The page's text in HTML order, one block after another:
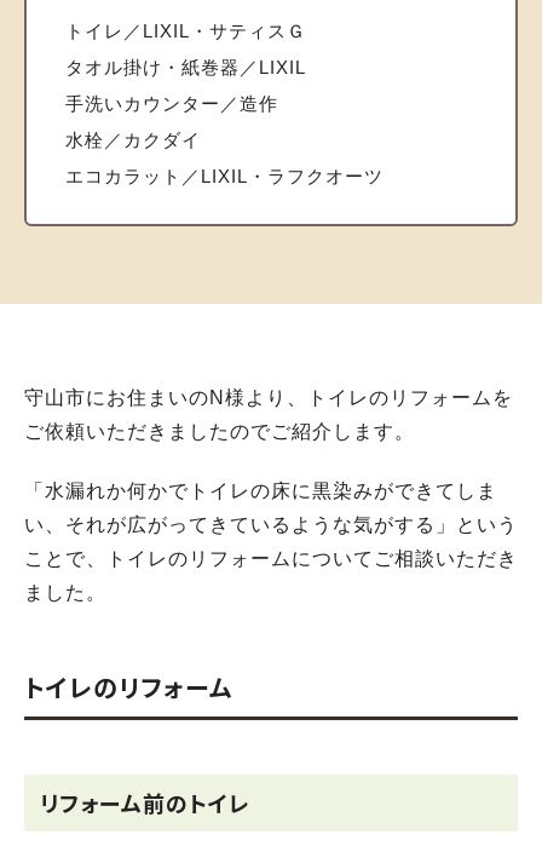
トイレ／LIXIL・サティスＧ
タオル掛け・紙巻器／LIXIL
手洗いカウンター／造作
水栓／カクダイ
エコカラット／LIXIL・ラフクオーツ
守山市にお住まいのN様より、トイレのリフォームを
ご依頼いただきましたのでご紹介します。
「水漏れか何かでトイレの床に黒染みができてしま
い、それが広がってきているような気がする」という
ことで、トイレのリフォームについてご相談いただき
ました。
トイレのリフォーム
リフォーム前のトイレ